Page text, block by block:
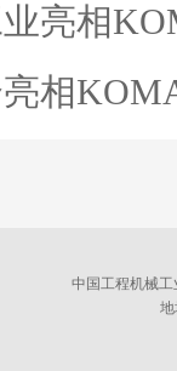
亮相
相
中国工程机械
地